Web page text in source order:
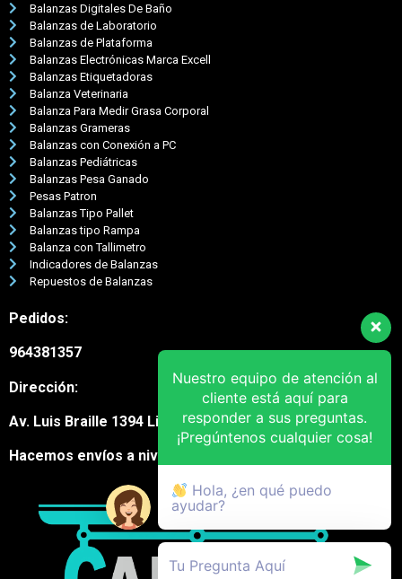
Balanzas Digitales De Baño
Balanzas de Laboratorio
Balanzas de Plataforma
Balanzas Electrónicas Marca Excell
Balanzas Etiquetadoras
Balanza Veterinaria
Balanza Para Medir Grasa Corporal
Balanzas Grameras
Balanzas con Conexión a PC
Balanzas Pediátricas
Balanzas Pesa Ganado
Pesas Patron
Balanzas Tipo Pallet
Balanzas tipo Rampa
Balanza con Tallimetro
Indicadores de Balanzas
Repuestos de Balanzas
Pedidos:
964381357
Dirección:
Av. Luis Braille 1394 Lima Cercado
Hacemos envíos a nivel nacional
Nuestro equipo de atención al
cliente está aquí para
responder a sus preguntas.
¡Pregúntenos cualquier cosa!
Hola, ¿en qué puedo
ayudar?